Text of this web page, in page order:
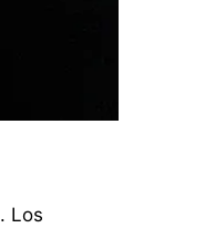
. Los